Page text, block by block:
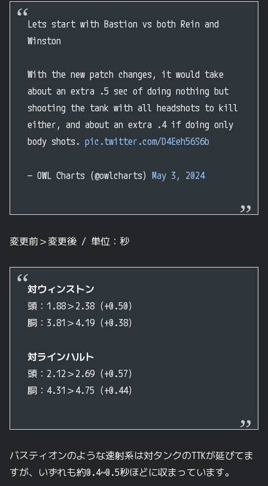
Lets start with Bastion vs both Rein and
Winston
With the new patch changes, it would take
about an extra .5 sec of doing nothing but
shooting the tank with all headshots to kill
either, and about an extra .4 if doing only
body shots. pic.twitter.com/D4Eeh56S6b
— OWL Charts (@owlcharts) May 3, 2024
変更前＞変更後 / 単位：秒
対ウィンストン
頭：1.88＞2.38（+0.50）
胴：3.81＞4.19（+0.38）
対ラインハルト
頭：2.12＞2.69（+0.57）
胴：4.31＞4.75（+0.44）
バスティオンのような速射系は対タンクのTTKが延びてま
すが、いずれも約0.4~0.5秒ほどに収まっています。